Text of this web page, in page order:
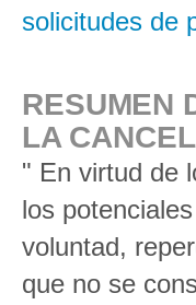
solicitudes de
RESUMEN
LA
" En virtud de
los
voluntad,
que no se